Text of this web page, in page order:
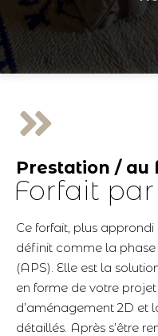
Prestation / au
Forfait
Ce forfait, plus approndi
définit comme la
(APS). Elle est la
en forme de votre
d’aménagement 2D et
détaillés. Après s’être